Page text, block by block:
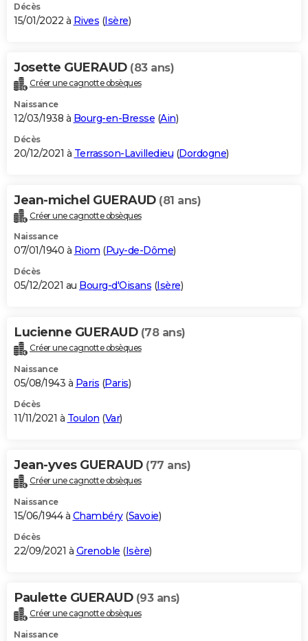
Décès
15/01/2022 à Rives (Isère)
Josette GUERAUD (83 ans)
Créer une cagnotte obsèques
Naissance
12/03/1938 à Bourg-en-Bresse (Ain)
Décès
20/12/2021 à Terrasson-Lavilledieu (Dordogne)
Jean-michel GUERAUD (81 ans)
Créer une cagnotte obsèques
Naissance
07/01/1940 à Riom (Puy-de-Dôme)
Décès
05/12/2021 au Bourg-d'Oisans (Isère)
Lucienne GUERAUD (78 ans)
Créer une cagnotte obsèques
Naissance
05/08/1943 à Paris (Paris)
Décès
11/11/2021 à Toulon (Var)
Jean-yves GUERAUD (77 ans)
Créer une cagnotte obsèques
Naissance
15/06/1944 à Chambéry(Savoie)
Décès
22/09/2021 à Grenoble (Isère)
Paulette GUERAUD (93 ans)
Créer une cagnotte obsèques
Naissance